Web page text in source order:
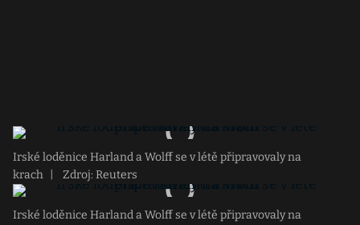
Irské loděnice Harland a Wolff se v létě připravovaly na
krach
Zdroj: Reuters
Irské loděnice Harland a Wolff se v létě připravovaly na